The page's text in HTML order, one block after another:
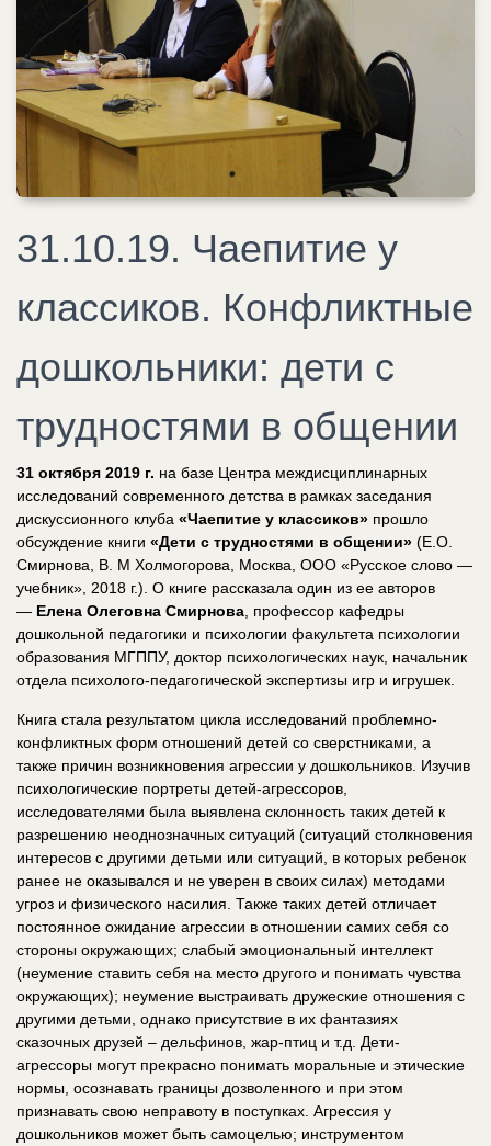
31.10.19. Чаепитие у
классиков. Конфликтные
дошкольники: дети с
трудностями в общении
31 октября 2019 г. на базе Центра междисциплинарных
исследований современного детства в рамках заседания
дискуссионного клуба «Чаепитие у классиков» прошло
обсуждение книги «Дети с трудностями в общении» (Е.О.
Смирнова, В. М Холмогорова, Москва, ООО «Русское слово —
учебник», 2018 г.). О книге рассказала один из ее авторов
— Елена Олеговна Смирнова , профессор кафедры
дошкольной педагогики и психологии факультета психологии
образования МГППУ, доктор психологических наук, начальник
отдела психолого-педагогической экспертизы игр и игрушек.
Книга стала результатом цикла исследований проблемно-
конфликтных форм отношений детей со сверстниками, а
также причин возникновения агрессии у дошкольников. Изучив
психологические портреты детей-агрессоров,
исследователями была выявлена склонность таких детей к
разрешению неоднозначных ситуаций (ситуаций столкновения
интересов с другими детьми или ситуаций, в которых ребенок
ранее не оказывался и не уверен в своих силах) методами
угроз и физического насилия. Также таких детей отличает
постоянное ожидание агрессии в отношении самих себя со
стороны окружающих; слабый эмоциональный интеллект
(неумение ставить себя на место другого и понимать чувства
окружающих); неумение выстраивать дружеские отношения с
другими детьми, однако присутствие в их фантазиях
сказочных друзей – дельфинов, жар-птиц и т.д. Дети-
агрессоры могут прекрасно понимать моральные и этические
нормы, осознавать границы дозволенного и при этом
признавать свою неправоту в поступках. Агрессия у
дошкольников может быть самоцелью; инструментом